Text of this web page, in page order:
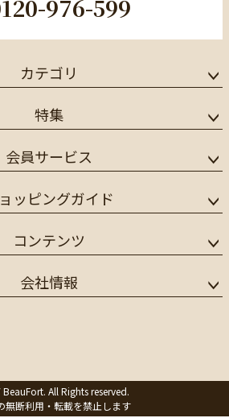
976-599
カテゴリ
特集
会員サービス
ッピングガイド
コンテンツ
会社情報
All Rights reserved.
無断利用・転載を禁止します